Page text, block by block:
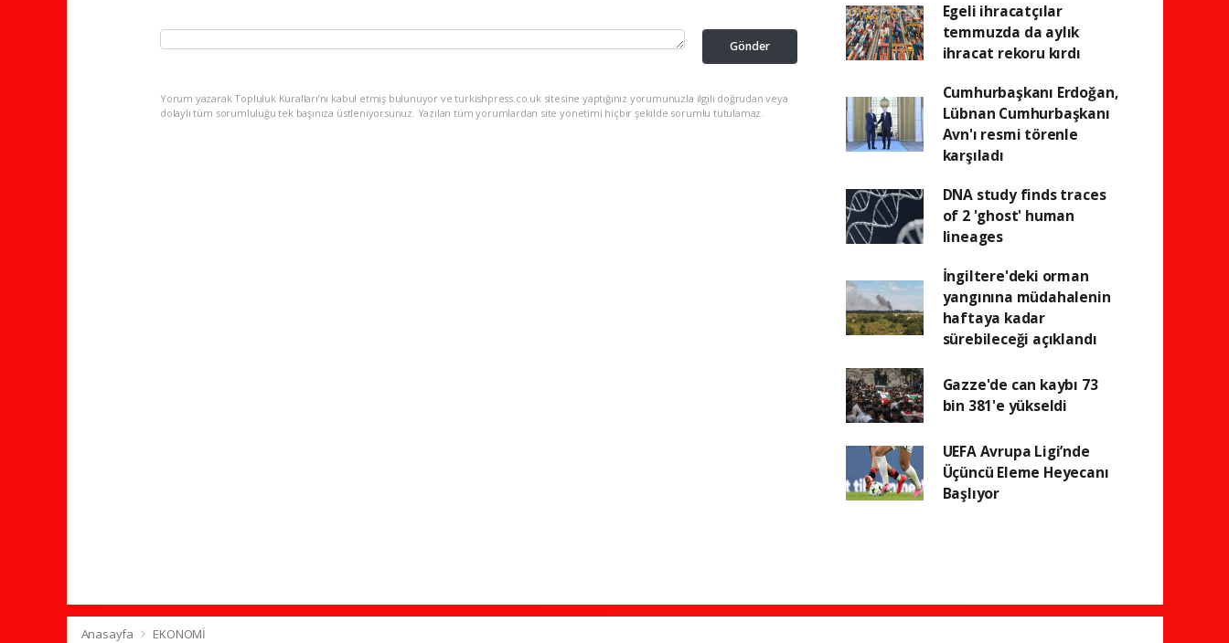
Gönder
Yorum yazarak Topluluk Kuralları’nı kabul etmiş bulunuyor ve turkishpress.co.uk sitesine yaptığınız yorumunuzla ilgili doğrudan veya
dolaylı tüm sorumluluğu tek başınıza üstleniyorsunuz. Yazılan tüm yorumlardan site yönetimi hiçbir şekilde sorumlu tutulamaz.
Egeli ihracatçılar
temmuzda da aylık
ihracat rekoru kırdı
Cumhurbaşkanı Erdoğan,
Lübnan Cumhurbaşkanı
Avn'ı resmi törenle
karşıladı
DNA study finds traces
of 2 'ghost' human
lineages
İngiltere'deki orman
yangınına müdahalenin
haftaya kadar
sürebileceği açıklandı
Gazze'de can kaybı 73
bin 381'e yükseldi
UEFA Avrupa Ligi’nde
Üçüncü Eleme Heyecanı
Başlıyor
Anasayfa EKONOMİ